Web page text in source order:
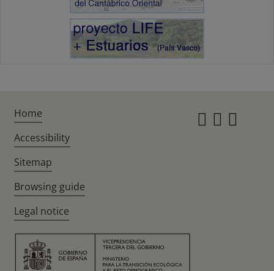
Home
Accessibility
Sitemap
Browsing guide
Legal notice